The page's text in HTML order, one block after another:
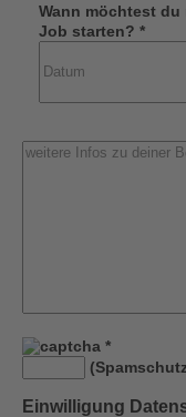
Wann möchtest du
Job starten? *
*
Einwilligung